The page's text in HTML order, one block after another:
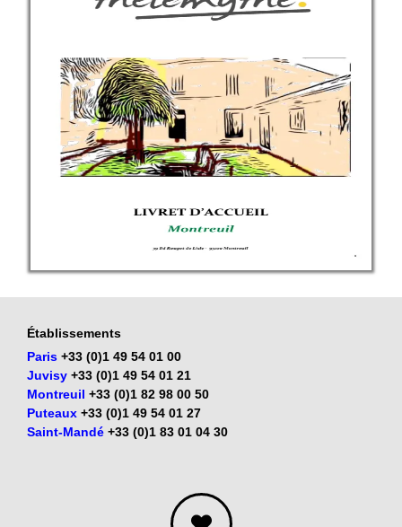
Établissements
Paris +33 (0)1 49 54 01 00
Juvisy +33 (0)1 49 54 01 21
Montreuil +33 (0)1 82 98 00 50
Puteaux +33 (0)1 49 54 01 27
Saint-Mandé +33 (0)1 83 01 04 30